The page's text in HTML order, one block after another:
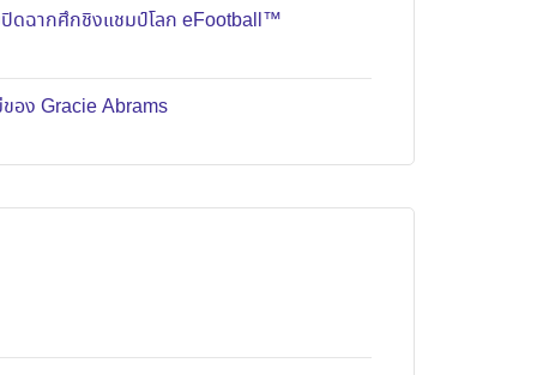
ปิดฉากศึกชิงแชมป์โลก eFootball™
อง Gracie Abrams